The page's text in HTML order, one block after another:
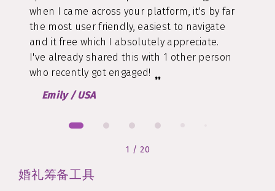
when I came across your platform, it's by far
the most user friendly, easiest to navigate
and it free which I absolutely appreciate.
I've already shared this with 1 other person
who recently got engaged!
Emily/USA
1 / 20
婚礼筹备工具